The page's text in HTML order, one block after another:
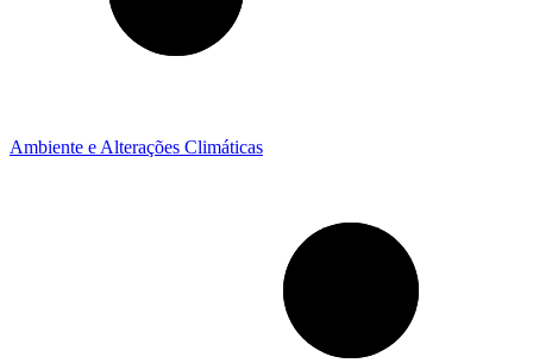
Ambiente e Alterações Climáticas